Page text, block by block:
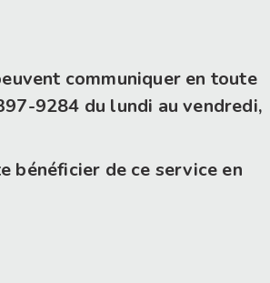
communiquer en toute
9284 du lundi au vendredi,
bénéficier de ce service en